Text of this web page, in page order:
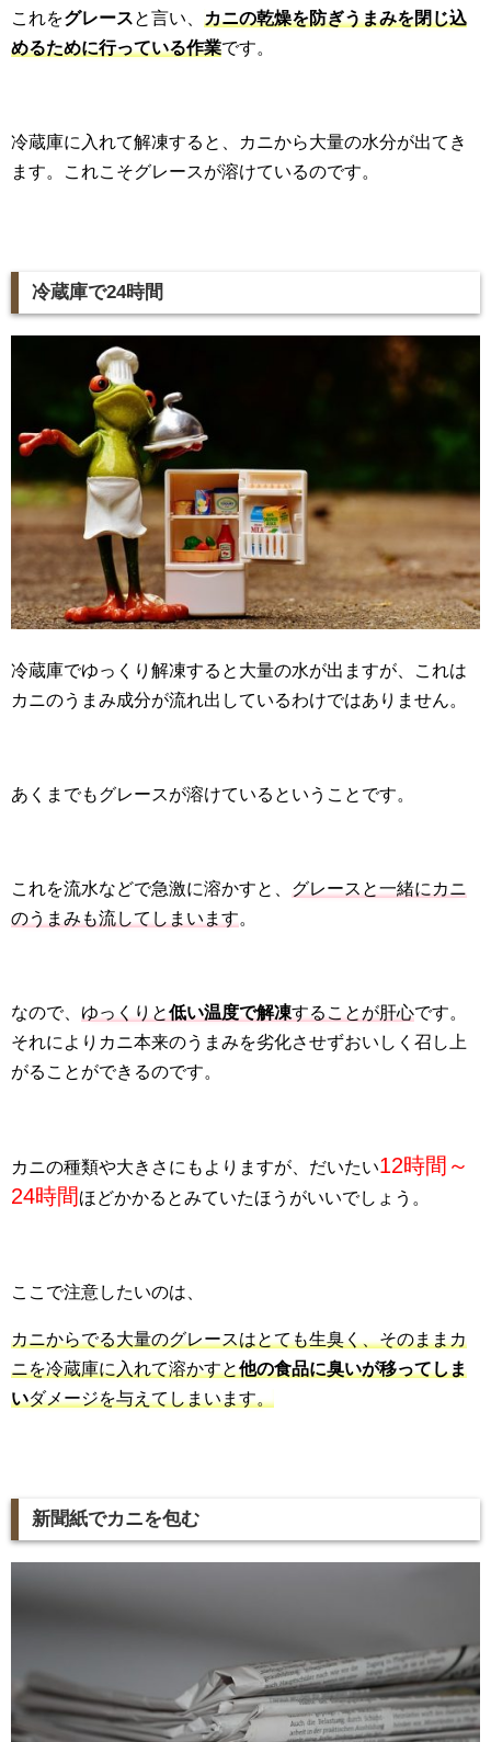
これをグレースと言い、 カニの乾燥を防ぎうまみを閉じ込
めるために行っている作業です。
冷蔵庫に入れて解凍すると、カニから大量の水分が出てき
ます。これこそグレースが溶けているのです。
冷蔵庫で24時間
冷蔵庫でゆっくり解凍すると大量の水が出ますが、これは
カニのうまみ成分が流れ出しているわけではありません。
あくまでもグレースが溶けているということです。
これを流水などで急激に溶かすと、 グレースと一緒にカニ
のうまみも流してしまいます。
なので、 ゆっくりと低い温度で解凍することが肝心です。
それによりカニ本来のうまみを劣化させずおいしく召し上
がることができるのです。
カニの種類や大きさにもよりますが、だいたい12時間～
24時間 ほどかかるとみていたほうがいいでしょう。
ここで注意したいのは、
カニからでる大量のグレースはとても生臭く、そのままカ
ニを冷蔵庫に入れて溶かすと他の食品に臭いが移ってしま
いダメージを与えてしまいます。
新聞紙でカニを包む